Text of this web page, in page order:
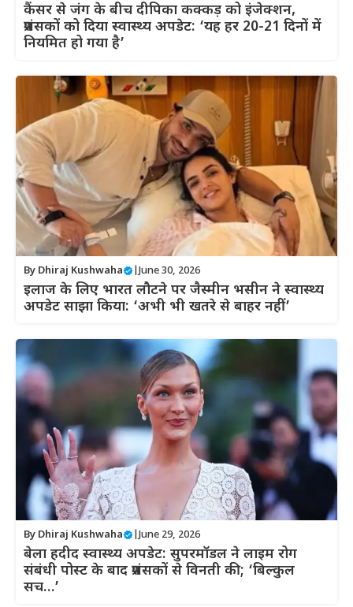
कैंसर से जंग के बीच दीपिका कक्कड़ को इंजेक्शन,
प्रशंसकों को दिया स्वास्थ्य अपडेट: ‘यह हर 20-21 दिनों में
नियमित हो गया है’
By Dhiraj Kushwaha June 30, 2026
इलाज के लिए भारत लौटने पर जैस्मीन भसीन ने स्वास्थ्य
अपडेट साझा किया: ‘अभी भी खतरे से बाहर नहीं’
By Dhiraj Kushwaha June 29, 2026
बेला हदीद स्वास्थ्य अपडेट: सुपरमॉडल ने लाइम रोग
संबंधी पोस्ट के बाद प्रशंसकों से विनती की; ‘बिल्कुल
सच…’